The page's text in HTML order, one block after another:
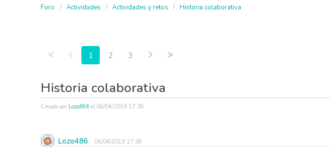
Foro Actividades Actividades y retos Historia colaborativa
Primera página
Anterior
1 2 3 Siguiente
Historia colaborativa
Creado por Lozo486 el 06/04/2019 17:38
Lozo486 06/04/2019 17:38